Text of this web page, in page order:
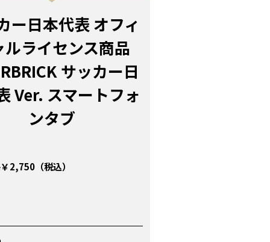
ー日本代表 オフィ
ルライセンス商品
サッカー日
Ver. スマートフォ
ンタブ
2,750（税込）